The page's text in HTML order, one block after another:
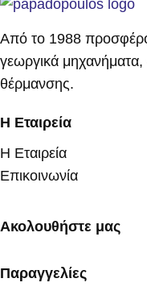
Από το 1988
γεωργικά μηχανήματα,
θέρμανσης.
Η Εταιρεία
Η Εταιρεία
Επικοινωνία
Ακολουθήστε μας
Παραγγελίες